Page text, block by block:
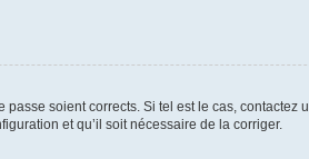
soient corrects. Si tel est le cas,
et qu’il soit nécessaire de la corriger.